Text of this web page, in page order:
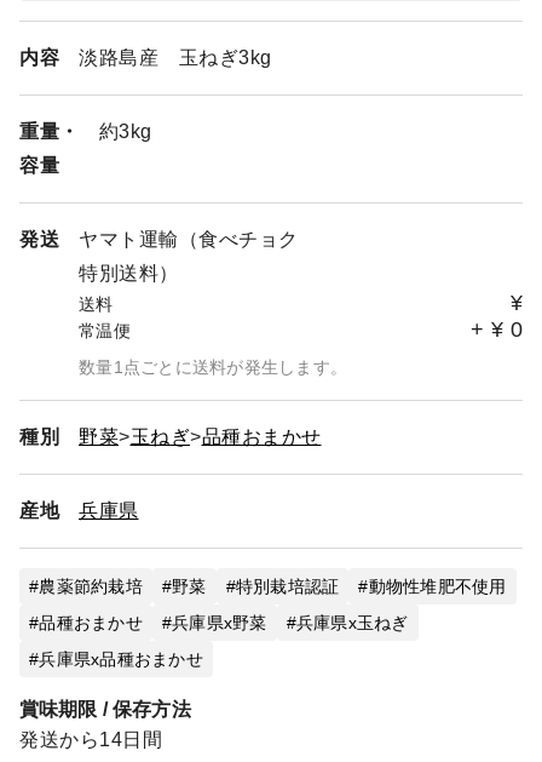
配送に関する変更・ご要望は、ヤマト運輸へご相談いただ
けますようお願いいたします。
内容 淡路島産 玉ねぎ3kg
重量・
容量
約3kg
発送
ヤマト運輸（食べチョク
特別送料）
送料 ¥
常温便 + ¥ 0
数量1点ごとに送料が発生します。
種別 野菜 玉ねぎ 品種おまかせ
産地 兵庫県
農薬節約栽培 野菜 特別栽培認証
動物性堆肥不使用
品種おまかせ
兵庫県x野菜
兵庫県x玉ねぎ
兵庫県x品種おまかせ
賞味期限 / 保存方法
発送から14日間